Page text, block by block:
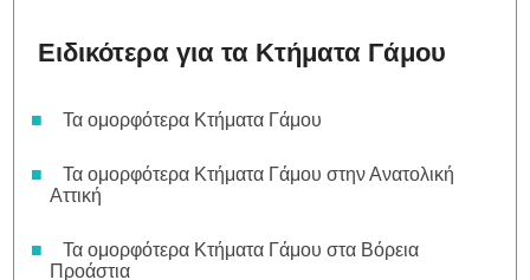
Ειδικότερα για τα Κτήματα Γάμου
Τα ομορφότερα Κτήματα Γάμου
Τα ομορφότερα Κτήματα Γάμου στην Ανατολική
Αττική
Τα ομορφότερα Κτήματα Γάμου στα Βόρεια
Προάστια